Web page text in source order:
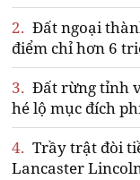
2. Đất ngoại
điểm chỉ hơn 6
3. Đất rừng tỉnh
hé lộ mục đích
4. Trầy trật đòi
Lancaster